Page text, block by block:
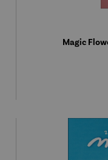
Magic